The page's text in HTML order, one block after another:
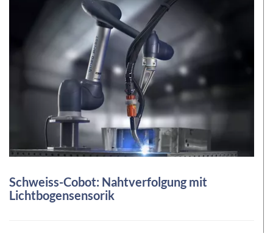
Schweiss-Cobot: Nahtverfolgung mit
Lichtbogensensorik